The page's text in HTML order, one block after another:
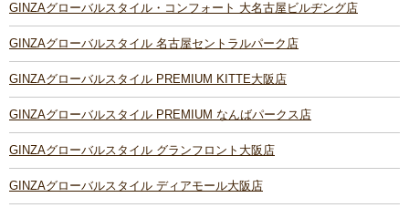
GINZAグローバルスタイル・コンフォート 大名古屋ビルヂング店
GINZAグローバルスタイル 名古屋セントラルパーク店
GINZAグローバルスタイル PREMIUM KITTE大阪店
GINZAグローバルスタイル PREMIUM なんばパークス店
GINZAグローバルスタイル グランフロント大阪店
GINZAグローバルスタイル ディアモール大阪店